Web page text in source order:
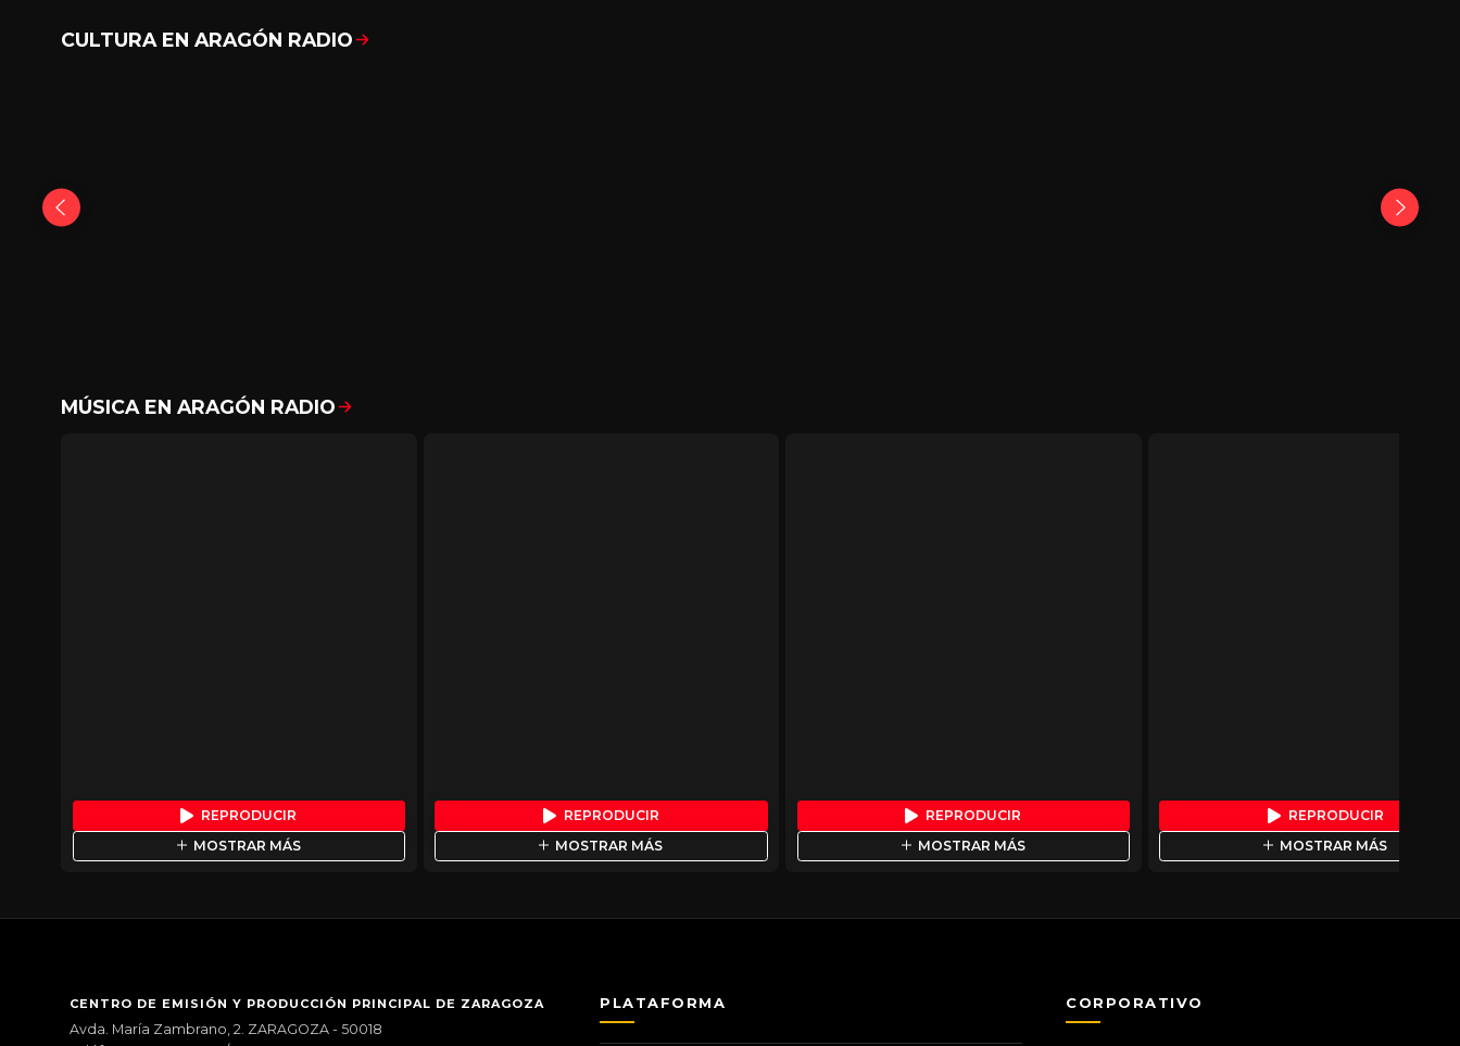
CULTURA EN ARAGÓN RADIO
MÚSICA EN ARAGÓN RADIO
REPRODUCIR
MOSTRAR MÁS
REPRODUCIR
MOSTRAR MÁS
REPRODUCIR
MOSTRAR MÁS
REPRODUCIR
MOSTRAR MÁS
CENTRO DE EMISIÓN Y PRODUCCIÓN PRINCIPAL DE ZARAGOZA
Avda. María Zambrano, 2. ZARAGOZA - 50018
PLATAFORMA CORPORATIVO